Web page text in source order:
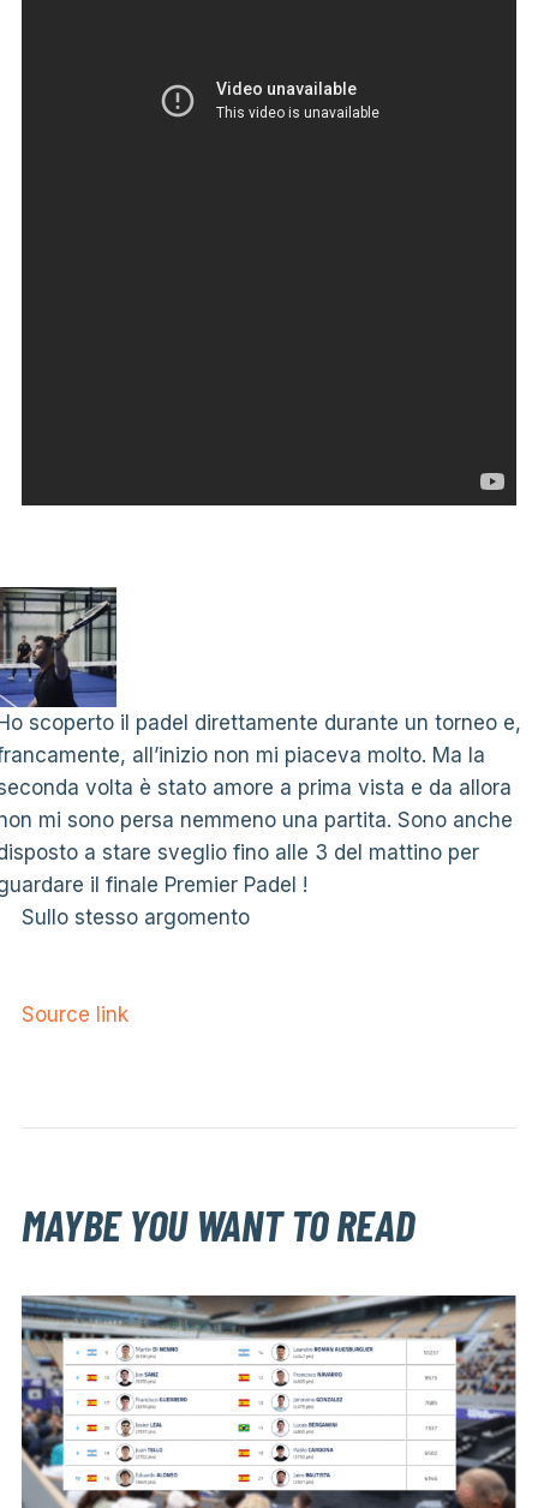
scoperto il padel direttamente durante un torneo e,
all’inizio non mi piaceva molto. Ma la
volta è stato amore a prima vista e da allora
mi sono persa nemmeno una partita. Sono anche
a stare sveglio fino alle 3 del mattino per
il finale Premier Padel !
Sullo stesso argomento
Source link
MAYBE YOU WANT TO READ